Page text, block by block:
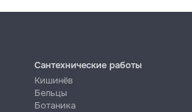
Сантехнические работы
Кишинёв
Бельцы
Ботаника